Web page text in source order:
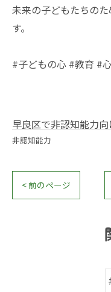
未来の子どもたちの
す。
#子どもの心 #教育 #
早良区で非認知能力
非認知能力
< 前のページ